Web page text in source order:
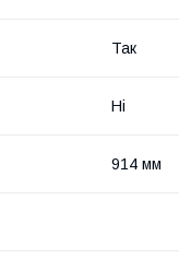
Так
Ні
914 мм